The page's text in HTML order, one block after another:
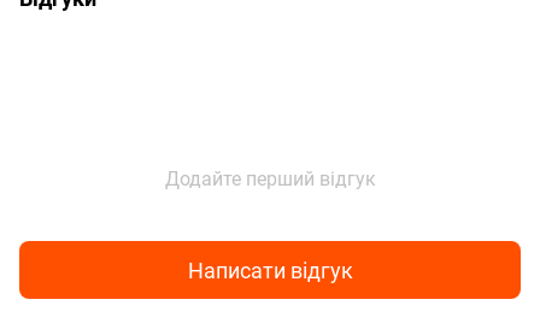
Додайте перший відгук
Написати відгук